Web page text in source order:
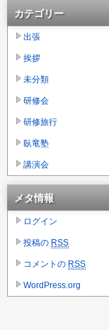
カテゴリー
出張
挨拶
未分類
研修会
研修旅行
臥竜塾
講演会
メタ情報
ログイン
投稿の RSS
コメントの RSS
WordPress.org